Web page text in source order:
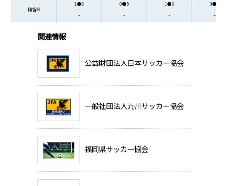
福智B
1●6
-
0●5
-
1●6
-
0●4
-
関連情報
公益財団法人日本サッカー協会
一般社団法人九州サッカー協会
福岡県サッカー協会